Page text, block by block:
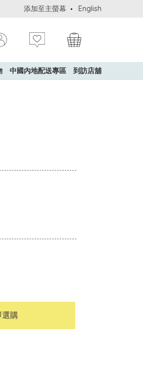
達5%簽賬回贈！ 購買一般貨品(冷凍
添加至主螢幕 English
中國內地配送專區 到訪店舖
選購